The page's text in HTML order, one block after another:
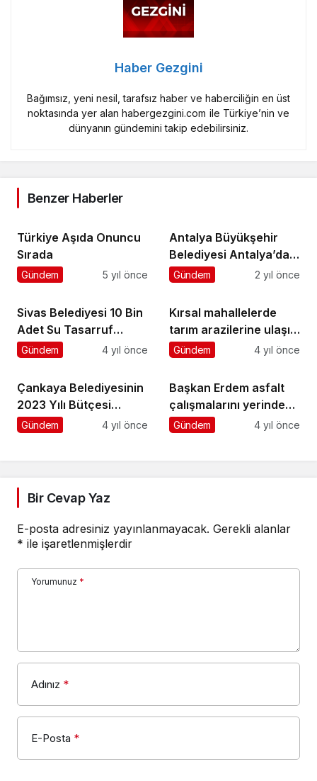
Haber Gezgini
Bağımsız, yeni nesil, tarafsız haber ve haberciliğin en üst
noktasında yer alan habergezgini.com ile Türkiye’nin ve
dünyanın gündemini takip edebilirsiniz.
Benzer Haberler
Türkiye Aşıda Onuncu
Sırada
Gündem 5 yıl önce
Antalya Büyükşehir
Belediyesi Antalya’daki
çevre paydaşlarıyla bir
Gündem 2 yıl önce
Sivas Belediyesi 10 Bin
Adet Su Tasarruf
Aparatı Dağıttı
Gündem 4 yıl önce
Kırsal mahallelerde
tarım arazilerine ulaşım
artık çok kolay
Gündem 4 yıl önce
Çankaya Belediyesinin
2023 Yılı Bütçesi
Onaylandı
Gündem 4 yıl önce
Başkan Erdem asfalt
çalışmalarını yerinde
inceledi
Gündem 4 yıl önce
Bir Cevap Yaz
E-posta adresiniz yayınlanmayacak. Gerekli alanlar
* ile işaretlenmişlerdir
Yorumunuz *
Adınız *
E-Posta *